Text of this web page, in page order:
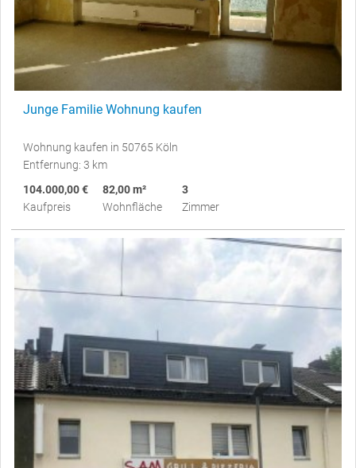
Junge Familie Wohnung kaufen
Wohnung kaufen in 50765 Köln
Entfernung: 3 km
104.000,00 €
Kaufpreis
82,00 m²
Wohnfläche
3
Zimmer